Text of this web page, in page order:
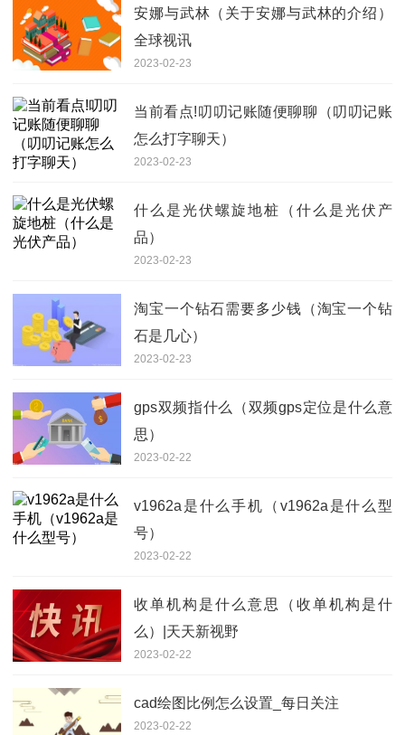
安娜与武林（关于安娜与武林的介绍）
全球视讯
2023-02-23
当前看点!叨叨记账随便聊聊（叨叨记账
怎么打字聊天）
2023-02-23
什么是光伏螺旋地桩（什么是光伏产
品）
2023-02-23
淘宝一个钻石需要多少钱（淘宝一个钻
石是几心）
2023-02-23
gps双频指什么（双频gps定位是什么意
思）
2023-02-22
v1962a是什么手机（v1962a是什么型
号）
2023-02-22
收单机构是什么意思（收单机构是什
么）|天天新视野
2023-02-22
cad绘图比例怎么设置_每日关注
2023-02-22